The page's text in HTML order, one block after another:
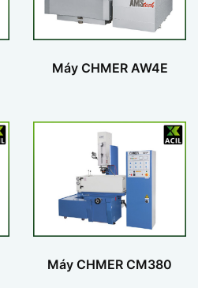
Máy CHMER AW4E
Máy CHMER CM380